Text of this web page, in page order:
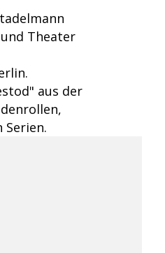
Theater
aus der
Serien.